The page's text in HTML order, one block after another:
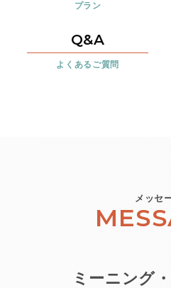
プラン
Q&A
よくあるご質問
メッセ
ミーニング